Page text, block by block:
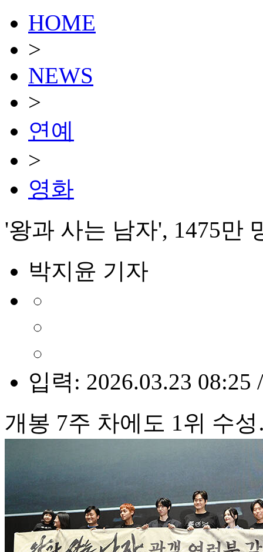
HOME
>
NEWS
>
연예
>
영화
'왕과 사는 남자', 1475만
박지윤 기자
입력: 2026.03.23 08:25
개봉 7주 차에도 1위 수